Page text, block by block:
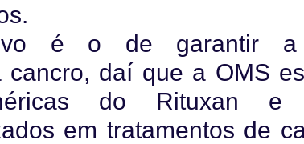
é o de garantir a
cancro, daí que a OMS
do Rituxan e
em tratamentos de